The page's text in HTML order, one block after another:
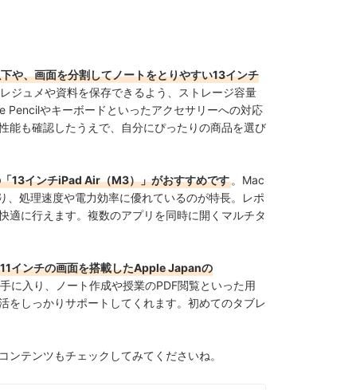
や、画面を分割してノートをとりやすい13インチ
ジュメや資料を保存できるよう、ストレージ容量
やキーボードといったアクセサリーへの対応
能も確認したうえで、自分にぴったりの商品を選び
13インチiPad Air（M3）」がおすすめです 。Mac
処理速度や電力効率に優れているのが特長。レポ
適に行えます。複数のアプリを同時に開くマルチタ
インチの画面を搭載したApple Japanの
に入り、ノート作成や授業のPDF閲覧といった用
をしっかりサポートしてくれます。初めてのタブレ
テンツもチェックしてみてくださいね。